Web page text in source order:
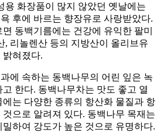
용 화장품이 많지 않았던 옛날에는
후에 바르는 향장유로 사랑받았다.
동백기름에는 건강에 유익한 팔미
, 리놀렌산 등의 지방산이 올리브유
밝혀졌다.
에 속하는 동백나무의 어린 잎은 녹
한다. 동백나무차는 맛도 좋고 열
는 다양한 종류의 항산화 물질과 항
으로 알려져 있다. 동백나무 목재는
하여 강도가 높은 것으로 유명하다.